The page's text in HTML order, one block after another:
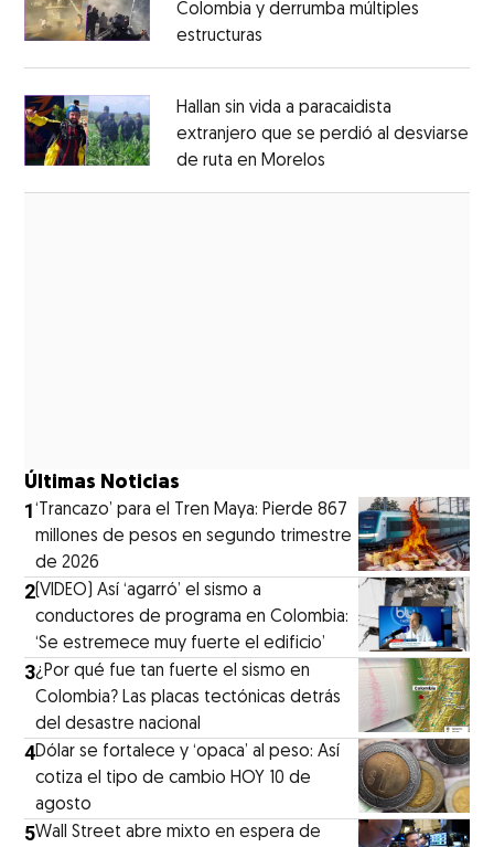
Colombia y derrumba múltiples
estructuras
Hallan sin vida a paracaidista
extranjero que se perdió al desviarse
de ruta en Morelos
Últimas Noticias
1‘Trancazo’ para el Tren Maya: Pierde 867
millones de pesos en segundo trimestre
de 2026
2 (VIDEO) Así ‘agarró’ el sismo a
conductores de programa en Colombia:
‘Se estremece muy fuerte el edificio’
3¿Por qué fue tan fuerte el sismo en
Colombia? Las placas tectónicas detrás
del desastre nacional
4Dólar se fortalece y ‘opaca’ al peso: Así
cotiza el tipo de cambio HOY 10 de
agosto
5Wall Street abre mixto en espera de